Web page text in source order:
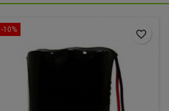
-10% favorite_border